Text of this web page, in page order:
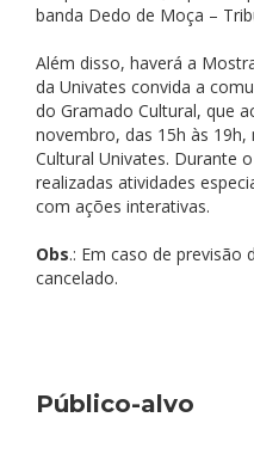
banda Dedo de Moça –
Além disso, haverá a
da Univates convida a
do Gramado Cultural, que
novembro, das 15h às
Cultural Univates. Durante
realizadas atividades
com ações interativas.
Obs.: Em caso de previsão
cancelado.
Público-alvo